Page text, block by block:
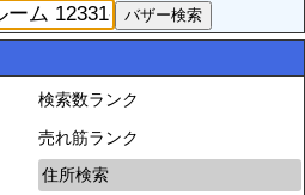
検索数ランク
売れ筋ランク
住所検索